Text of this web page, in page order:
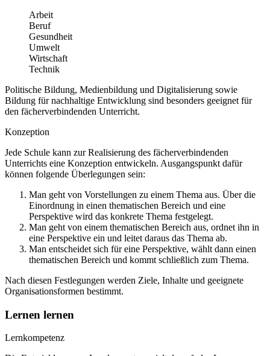
Arbeit
Beruf
Gesundheit
Umwelt
Wirtschaft
Technik
Politische Bildung, Medienbildung und Digitalisierung sowie
Bildung für nachhaltige Entwicklung sind besonders geeignet für
den fächerverbindenden Unterricht.
Konzeption
Jede Schule kann zur Realisierung des fächerverbindenden
Unterrichts eine Konzeption entwickeln. Ausgangspunkt dafür
können folgende Überlegungen sein:
Man geht von Vorstellungen zu einem Thema aus. Über die
Einordnung in einen thematischen Bereich und eine
Perspektive wird das konkrete Thema festgelegt.
Man geht von einem thematischen Bereich aus, ordnet ihn in
eine Perspektive ein und leitet daraus das Thema ab.
Man entscheidet sich für eine Perspektive, wählt dann einen
thematischen Bereich und kommt schließlich zum Thema.
Nach diesen Festlegungen werden Ziele, Inhalte und geeignete
Organisationsformen bestimmt.
Lernen lernen
Lernkompetenz